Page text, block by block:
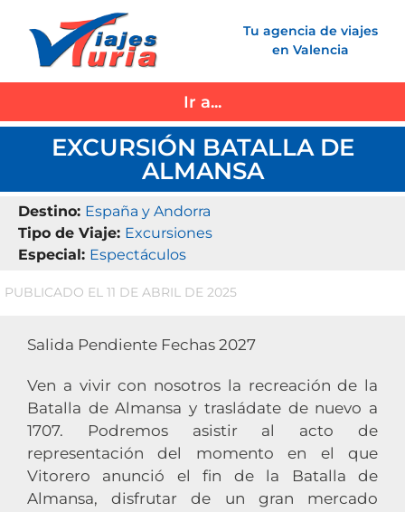
contenido
Tu agencia de viajes
en Valencia
Ir a...
EXCURSIÓN BATALLA DE
ALMANSA
Destino: España y Andorra
Tipo de Viaje: Excursiones
Especial: Espectáculos
PUBLICADO EL 11 DE ABRIL DE 2025
Salida Pendiente Fechas 2027
Ven a vivir con nosotros la recreación de la
Batalla de Almansa y trasládate de nuevo a
1707. Podremos asistir al acto de
representación del momento en el que
Vitorero anunció el fin de la Batalla de
Almansa, disfrutar de un gran mercado